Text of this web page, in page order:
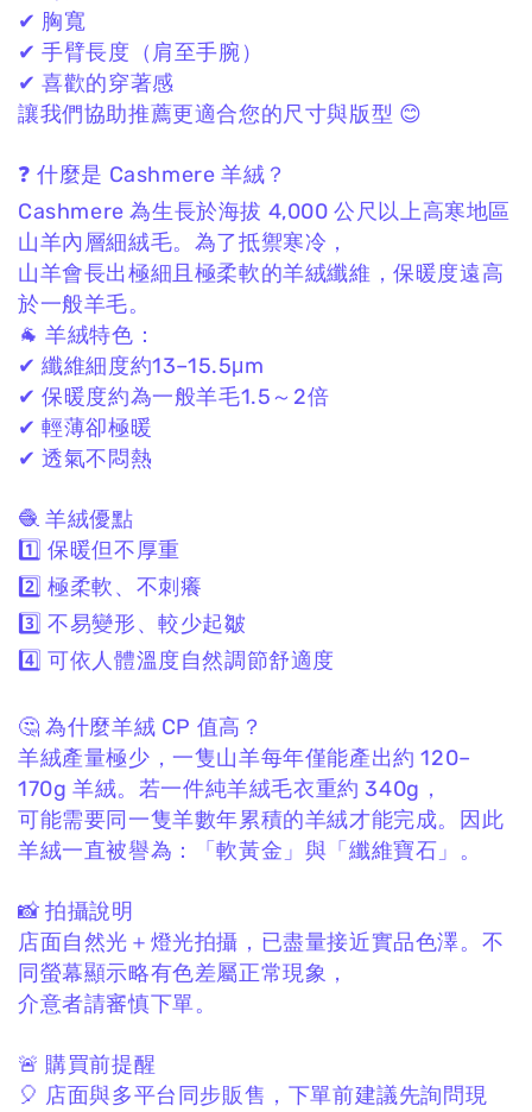
✔ 胸寬
✔ 手臂長度（肩至手腕）
✔ 喜歡的穿著感
讓我們協助推薦更適合您的尺寸與版型 😊
❓ 什麼是 Cashmere 羊絨？
Cashmere 為生長於海拔 4,000 公尺以上高寒地區
山羊內層細絨毛。 為了抵禦寒冷，
山羊會長出極細且極柔軟的羊絨纖維，保暖度遠高
於一般羊毛。
🐐 羊絨特色：
✔ 纖維細度約13–15.5μm
✔ 保暖度約為一般羊毛1.5～2倍
✔ 輕薄卻極暖
✔ 透氣不悶熱
🧶 羊絨優點
1️⃣ 保暖但不厚重
2️⃣ 極柔軟、不刺癢
3️⃣ 不易變形、較少起皺
4️⃣ 可依人體溫度自然調節舒適度
🤔 為什麼羊絨 CP 值高？
羊絨產量極少，一隻山羊每年僅能產出約 120–
170g 羊絨。 若一件純羊絨毛衣重約 340g，
可能需要同一隻羊數年累積的羊絨才能完成。
因此
羊絨一直被譽為：
「軟黃金」與「纖維寶石」。
📸 拍攝說明
店面自然光＋燈光拍攝， 已盡量接近實品色澤。 不
同螢幕顯示略有色差屬正常現象，
介意者請審慎下單。
🚨 購買前提醒
🎈 店面與多平台同步販售， 下單前建議先詢問現